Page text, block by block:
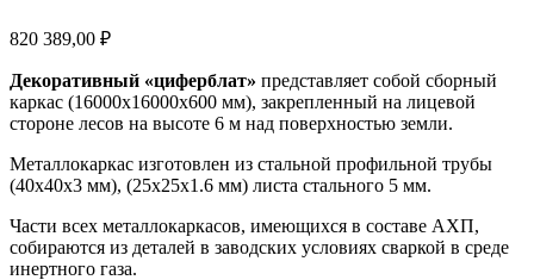
820 389,00 ₽
Декоративный «циферблат» представляет собой сборный
каркас (16000х16000х600 мм), закрепленный на лицевой
стороне лесов на высоте 6 м над поверхностью земли.
Металлокаркас изготовлен из стальной профильной трубы
(40х40х3 мм), (25х25х1.6 мм) листа стального 5 мм.
Части всех металлокаркасов, имеющихся в составе АХП,
собираются из деталей в заводских условиях сваркой в среде
инертного газа.